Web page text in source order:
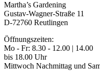
Martha’s Gardening
Gustav-Wagner-Straße 11
D-72760 Reutlingen
Öffnungszeiten:
Mo - Fr: 8.30 - 12.00 | 14.00
bis 18.00 Uhr
Mittwoch Nachmittag und